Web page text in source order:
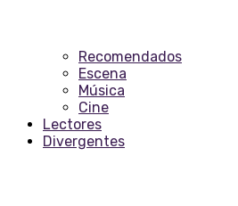
Recomendados
Escena
Música
Cine
Lectores
Divergentes